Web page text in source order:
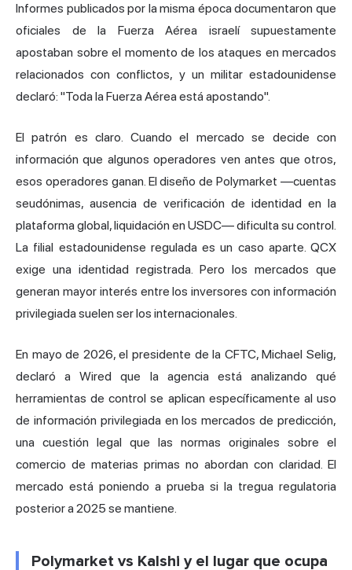
Informes publicados por la misma época documentaron que
oficiales de la Fuerza Aérea israelí supuestamente
apostaban sobre el momento de los ataques en mercados
relacionados con conflictos, y un militar estadounidense
declaró: "Toda la Fuerza Aérea está apostando".
El patrón es claro. Cuando el mercado se decide con
información que algunos operadores ven antes que otros,
esos operadores ganan. El diseño de Polymarket —cuentas
seudónimas, ausencia de verificación de identidad en la
plataforma global, liquidación en USDC— dificulta su control.
La filial estadounidense regulada es un caso aparte. QCX
exige una identidad registrada. Pero los mercados que
generan mayor interés entre los inversores con información
privilegiada suelen ser los internacionales.
En mayo de 2026, el presidente de la CFTC, Michael Selig,
declaró a Wired que la agencia está analizando qué
herramientas de control se aplican específicamente al uso
de información privilegiada en los mercados de predicción,
una cuestión legal que las normas originales sobre el
comercio de materias primas no abordan con claridad. El
mercado está poniendo a prueba si la tregua regulatoria
posterior a 2025 se mantiene.
Polymarket vs Kalshi y el lugar que ocupa